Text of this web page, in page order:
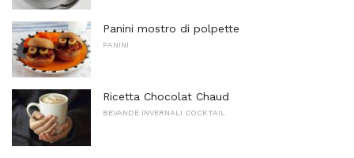
Panini mostro di polpette
PANINI
Ricetta Chocolat Chaud
BEVANDE INVERNALI COCKTAIL